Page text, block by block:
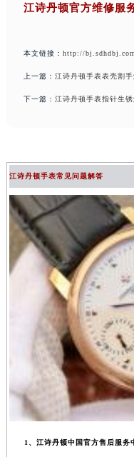
江诗丹顿官方维修服
本文链接： http://
上一篇： 江诗丹顿手表表壳割
下一篇： 江诗丹顿手表指针生
江诗丹顿手表常见问题解答
1、江诗丹顿中国官方售后服务